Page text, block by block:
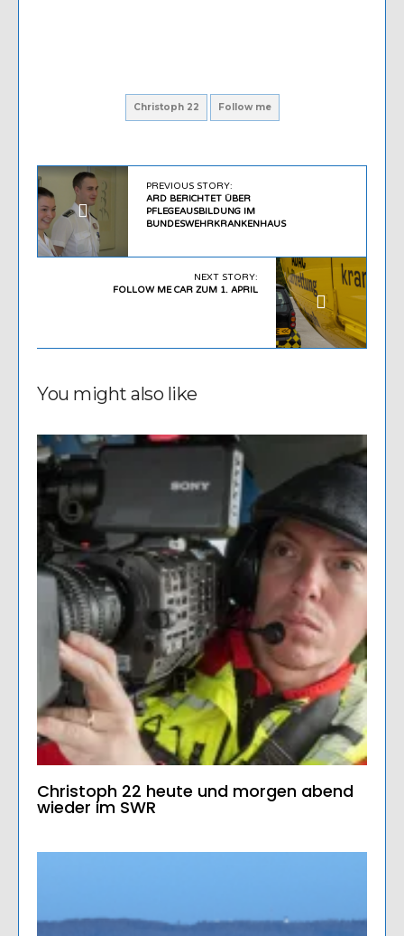
Christoph 22 Follow me
PREVIOUS STORY:
ARD BERICHTET ÜBER
PFLEGEAUSBILDUNG IM
BUNDESWEHRKRANKENHAUS
NEXT STORY:
FOLLOW ME CAR ZUM 1. APRIL
You might also like
Christoph 22 heute und morgen abend
wieder im SWR